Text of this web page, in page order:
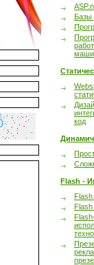
Базы
код
Flash -
Flash